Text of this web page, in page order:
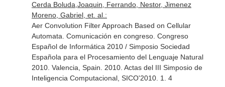
Cerda Boluda,Joaquin, Ferrando, Nestor, Jimenez
Moreno, Gabriel, et. al.:
Aer Convolution Filter Approach Based on Cellular
Automata. Comunicación en congreso. Congreso
Español de Informática 2010 / Simposio Sociedad
Española para el Procesamiento del Lenguaje Natural
2010. Valencia, Spain. 2010. Actas del III Simposio de
Inteligencia Computacional, SICO'2010. 1. 4